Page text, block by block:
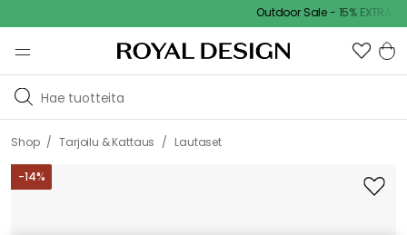
Outdoor Sale - 15% EXTRA
Shop / Tarjoilu & Kattaus / Lautaset
-14%